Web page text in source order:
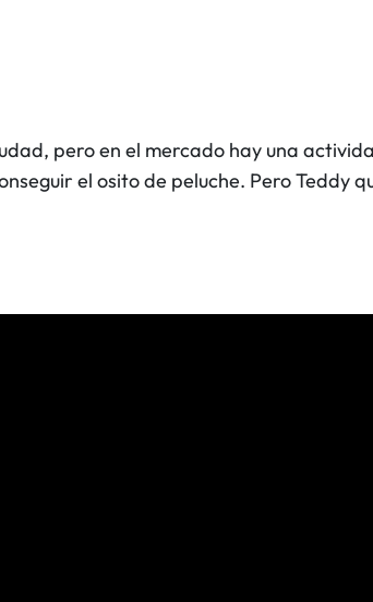
pero en el mercado hay una
el osito de peluche. Pero Teddy